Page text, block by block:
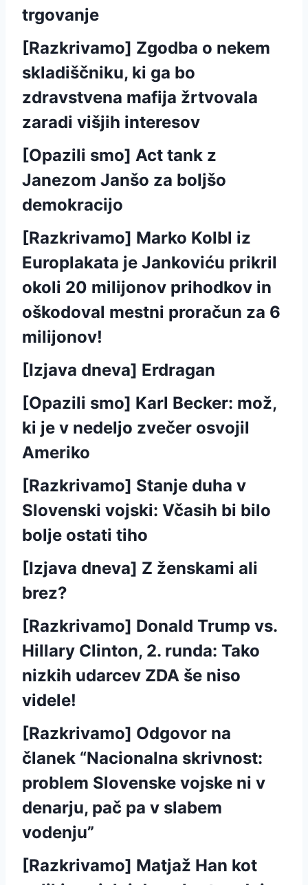
trgovanje
[Razkrivamo] Zgodba o nekem
skladiščniku, ki ga bo
zdravstvena mafija žrtvovala
zaradi višjih interesov
[Opazili smo] Act tank z
Janezom Janšo za boljšo
demokracijo
[Razkrivamo] Marko Kolbl iz
Europlakata je Jankoviću prikril
okoli 20 milijonov prihodkov in
oškodoval mestni proračun za 6
milijonov!
[Izjava dneva] Erdragan
[Opazili smo] Karl Becker: mož,
ki je v nedeljo zvečer osvojil
Ameriko
[Razkrivamo] Stanje duha v
Slovenski vojski: Včasih bi bilo
bolje ostati tiho
[Izjava dneva] Z ženskami ali
brez?
[Razkrivamo] Donald Trump vs.
Hillary Clinton, 2. runda: Tako
nizkih udarcev ZDA še niso
videle!
[Razkrivamo] Odgovor na
članek “Nacionalna skrivnost:
problem Slovenske vojske ni v
denarju, pač pa v slabem
vodenju”
[Razkrivamo] Matjaž Han kot